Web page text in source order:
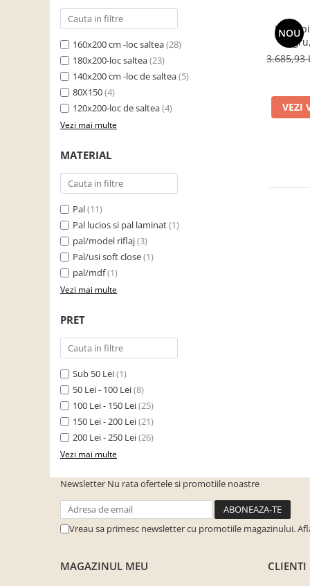
cuiere/mobila hol Rai casmir
Pantofare Hol
Set mobilier Hol modern cu
panouri tapitate
Seturi hol cuiere
Mobilier Birou
Canapele birou
Dulapuri birou/bibliorafturi
Mese birou
rafturi/etajere carti
Scaune Birou
Scaune conferinta-vizitator
Seturi mobilier birou complet
Camera copiilor
Birouri camera copilului
Canapele copii
Paturi pentru copii
Paturi supraetajate
COVOARE CLASICE
COVOARE PUFOASE(SHAGGY)FIR
160x200 cm -loc saltea(28)
180x200-loc saltea(23)
140x200 cm -loc de saltea(5)
80X150(4)
120x200-loc de saltea(4)
Vezi mai multe
MATERIAL
Pal(11)
Pal lucios si pal laminat(1)
pal/model riflaj(3)
Pal/usi soft close(1)
pal/mdf(1)
Vezi mai multe
PRET
Sub 50 Lei(1)
50 Lei - 100 Lei(8)
100 Lei - 150 Lei(25)
150 Lei - 200 Lei(21)
200 Lei - 250 Lei(26)
Vezi mai multe
NOU
Pat
3.685,93
VEZI
Newsletter Nu rata ofertele si promotiile noastre
Vreau sa primesc newsletter cu promotiile magazinului.
MAGAZINUL MEU CLIENTI